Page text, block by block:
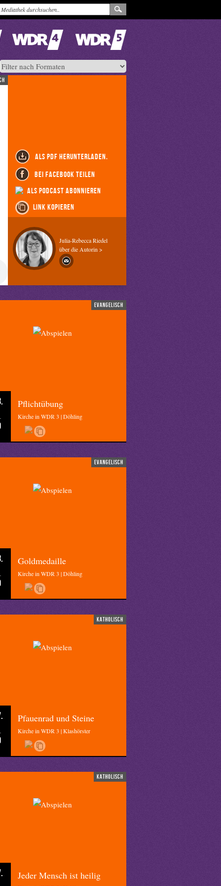
als PDF herunterladen.
bei Facebook teilen
als Podcast abonnieren
Link kopieren
Julia-Rebecca Riedel
über die Autorin >
evangelisch
Pflichtübung
Kirche in WDR 3 | Döhling
evangelisch
Goldmedaille
Kirche in WDR 3 | Döhling
katholisch
Pfauenrad und Steine
Kirche in WDR 3 | Klashörster
katholisch
Jeder Mensch ist heilig